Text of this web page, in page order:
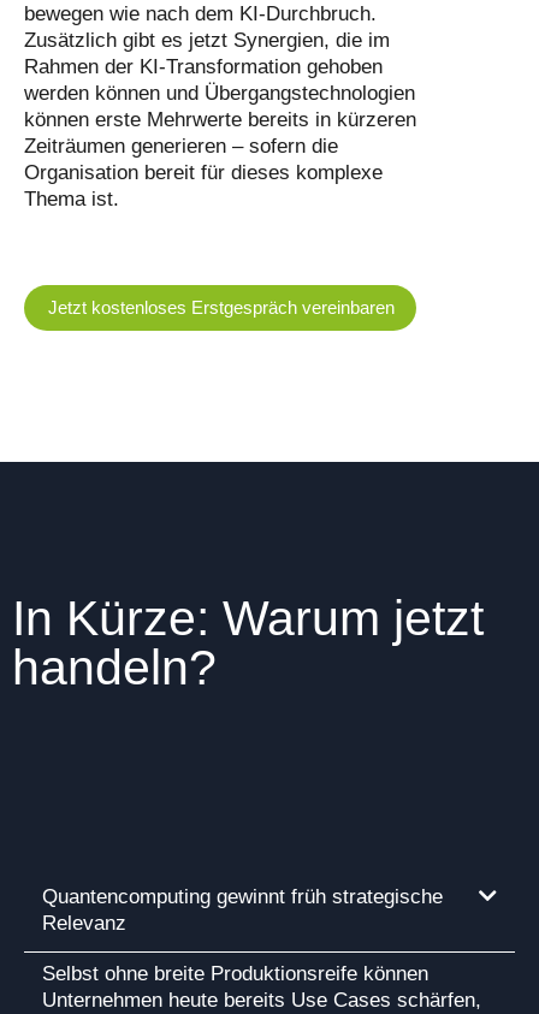
bewegen wie nach dem KI-Durchbruch.
Zusätzlich gibt es jetzt Synergien, die im
Rahmen der KI-Transformation gehoben
werden können und Übergangstechnologien
können erste Mehrwerte bereits in kürzeren
Zeiträumen generieren – sofern die
Organisation bereit für dieses komplexe
Thema ist.
Jetzt kostenloses Erstgespräch vereinbaren
In Kürze: Warum jetzt
handeln?
Quantencomputing gewinnt früh strategische
Relevanz
Selbst ohne breite Produktionsreife können
Unternehmen heute bereits Use Cases schärfen,